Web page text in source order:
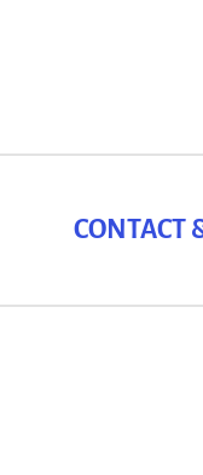
CONTACT